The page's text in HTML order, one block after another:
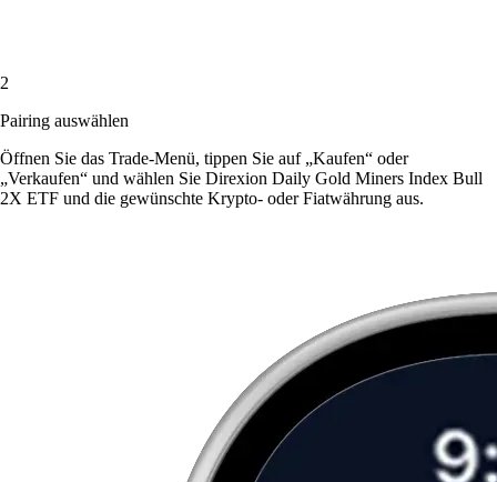
2
Pairing auswählen
Öffnen Sie das Trade-Menü, tippen Sie auf „Kaufen“ oder
„Verkaufen“ und wählen Sie Direxion Daily Gold Miners Index Bull
2X ETF und die gewünschte Krypto- oder Fiatwährung aus.